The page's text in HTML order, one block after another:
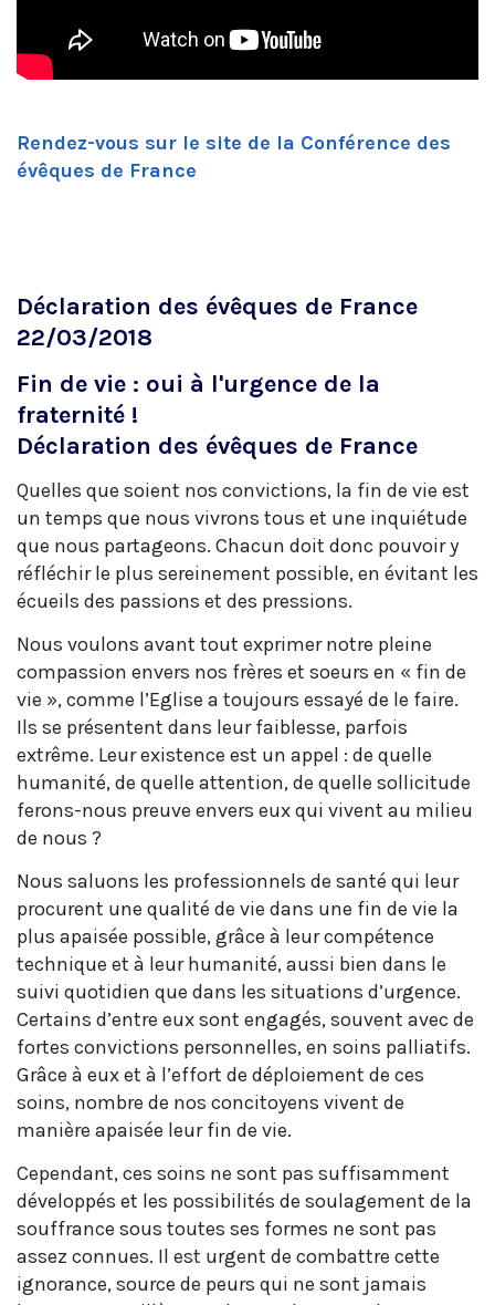
Rendez-vous sur le site de la Conférence des
évêques de France
Déclaration des évêques de France
22/03/2018
Fin de vie : oui à l'urgence de la
fraternité !
Déclaration des évêques de France
Quelles que soient nos convictions, la fin de vie est
un temps que nous vivrons tous et une inquiétude
que nous partageons. Chacun doit donc pouvoir y
réfléchir le plus sereinement possible, en évitant les
écueils des passions et des pressions.
Nous voulons avant tout exprimer notre pleine
compassion envers nos frères et soeurs en « fin de
vie », comme l’Eglise a toujours essayé de le faire.
Ils se présentent dans leur faiblesse, parfois
extrême. Leur existence est un appel : de quelle
humanité, de quelle attention, de quelle sollicitude
ferons-nous preuve envers eux qui vivent au milieu
de nous ?
Nous saluons les professionnels de santé qui leur
procurent une qualité de vie dans une fin de vie la
plus apaisée possible, grâce à leur compétence
technique et à leur humanité, aussi bien dans le
suivi quotidien que dans les situations d’urgence.
Certains d’entre eux sont engagés, souvent avec de
fortes convictions personnelles, en soins palliatifs.
Grâce à eux et à l’effort de déploiement de ces
soins, nombre de nos concitoyens vivent de
manière apaisée leur fin de vie.
Cependant, ces soins ne sont pas suffisamment
développés et les possibilités de soulagement de la
souffrance sous toutes ses formes ne sont pas
assez connues. Il est urgent de combattre cette
ignorance, source de peurs qui ne sont jamais